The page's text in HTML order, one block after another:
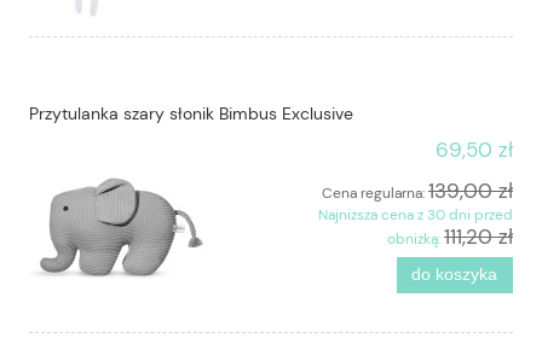
Przytulanka szary słonik Bimbus Exclusive
69,50 zł
Cena regularna:139,00 zł
Najniższa cena z 30 dni przed
obniżką:111,20 zł
do koszyka